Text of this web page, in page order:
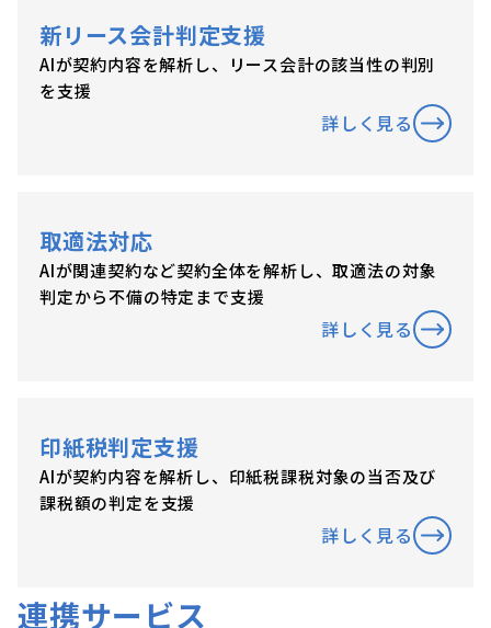
新リース会計判定支援
AIが契約内容を解析し、リース会計の該当性の判別
を支援
詳しく見る
取適法対応
AIが関連契約など契約全体を解析し、取適法の対象
判定から不備の特定まで支援
詳しく見る
印紙税判定支援
AIが契約内容を解析し、印紙税課税対象の当否及び
課税額の判定を支援
詳しく見る
連携サービス